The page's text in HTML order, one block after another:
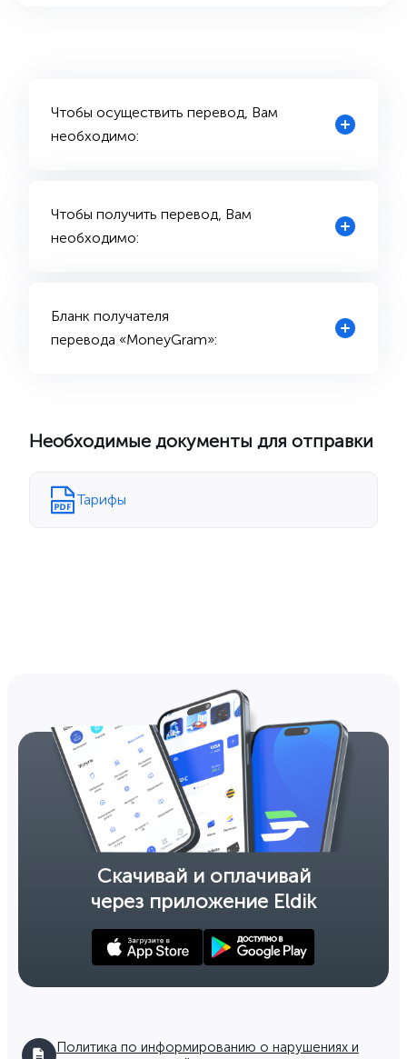
Чтобы осуществить перевод, Вам
необходимо:
Чтобы получить перевод, Вам
необходимо:
Бланк получателя
перевода «MoneyGram»:
Необходимые документы для отправки
Тарифы
Скачивай и оплачивай
через приложение Eldik
Политика по информированию о нарушениях и